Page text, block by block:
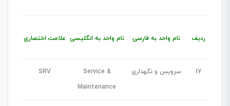
ردیف نام واحد به فارسی نام واحد به انگلیسی علامت اختصاری
17 سرویس و نگهداری
Service &
Maintenance
SRV